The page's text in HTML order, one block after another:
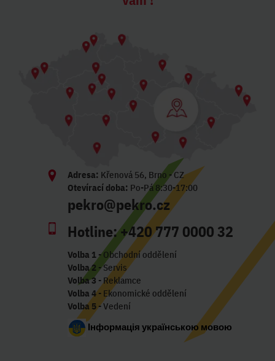
Adresa: Křenová 56, Brno - CZ
Otevírací doba: Po-Pá 8:30-17:00
pekro@pekro.cz
Hotline:+420 777 0000 32
Volba 1- Obchodní oddělení
Volba 2 - Servis
Volba 3 - Reklamce
Volba 4- Ekonomické oddělení
Volba 5- Vedení
Інформація українською мовою